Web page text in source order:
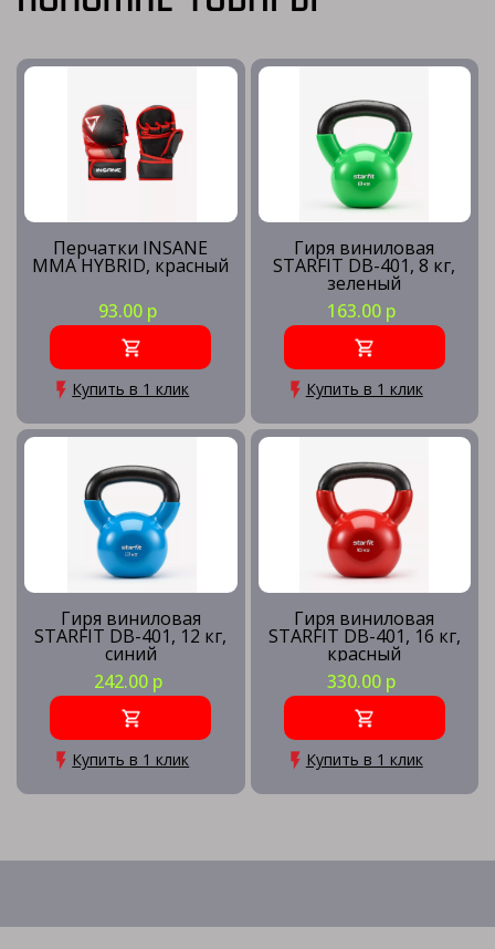
Перчатки INSANE
MMA HYBRID, красный
93.00 р
Купить в 1 клик
Гиря виниловая
STARFIT DB-401, 8 кг,
зеленый
163.00 р
Купить в 1 клик
Гиря виниловая
STARFIT DB-401, 12 кг,
синий
242.00 р
Купить в 1 клик
Гиря виниловая
STARFIT DB-401, 16 кг,
красный
330.00 р
Купить в 1 клик